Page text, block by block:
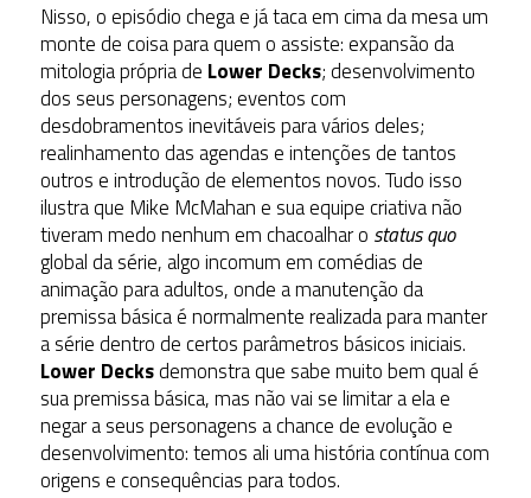
Nisso, o episódio chega e já taca em cima da mesa um
monte de coisa para quem o assiste: expansão da
mitologia própria de Lower Decks; desenvolvimento
dos seus personagens; eventos com
desdobramentos inevitáveis para vários deles;
realinhamento das agendas e intenções de tantos
outros e introdução de elementos novos. Tudo isso
ilustra que Mike McMahan e sua equipe criativa não
tiveram medo nenhum em chacoalhar o status quo
global da série, algo incomum em comédias de
animação para adultos, onde a manutenção da
premissa básica é normalmente realizada para manter
a série dentro de certos parâmetros básicos iniciais.
Lower Decksdemonstra que sabe muito bem qual é
sua premissa básica, mas não vai se limitar a ela e
negar a seus personagens a chance de evolução e
desenvolvimento: temos ali uma história contínua com
origens e consequências para todos.